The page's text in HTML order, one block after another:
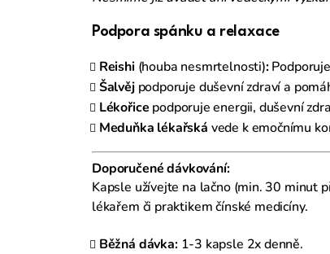
Podpora spánku a relaxace
Reishi (houba nesmrtelnosti):
Šalvěj podporuje duševní zdraví a
Lékořice podporuje energii, duševní
Meduňka lékařská vede k emočnímu
Doporučené dávkování:
Kapsle užívejte na lačno (min. 30 minut
lékařem či praktikem čínské medicíny.
Běžná dávka: 1-3 kapsle 2x denně.